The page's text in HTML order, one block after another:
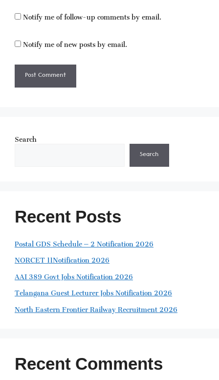
Notify me of follow-up comments by email.
Notify me of new posts by email.
Search
Search
Recent Posts
Postal GDS Schedule – 2 Notification 2026
NORCET 11Notification 2026
AAI 389 Govt Jobs Notification 2026
Telangana Guest Lecturer Jobs Notification 2026
North Eastern Frontier Railway Recruitment 2026
Recent Comments